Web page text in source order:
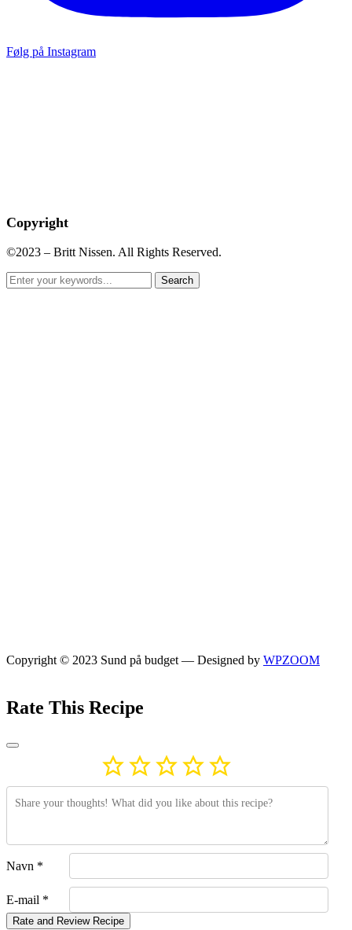
Følg på Instagram
Copyright
©2023 – Britt Nissen. All Rights Reserved.
Copyright © 2023 Sund på budget — Designed by WPZOOM
Rate This Recipe
Navn *
E-mail *
Rate and Review Recipe